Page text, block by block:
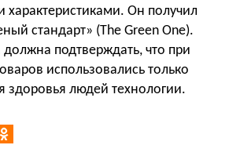
характеристиками. Он получил
стандарт» (The Green One).
должна подтверждать, что при
использовались только
здоровья людей технологии.